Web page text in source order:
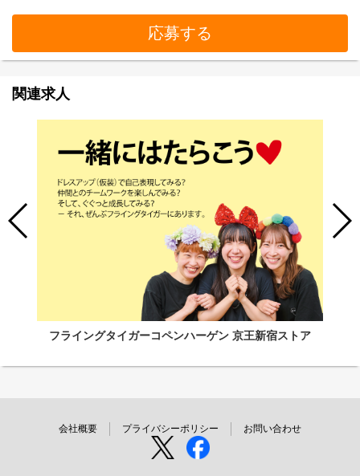
応募する
関連求人
フライングタイガーコペンハーゲン 京王新宿ストア
会社概要 プライバシーポリシー お問い合わせ